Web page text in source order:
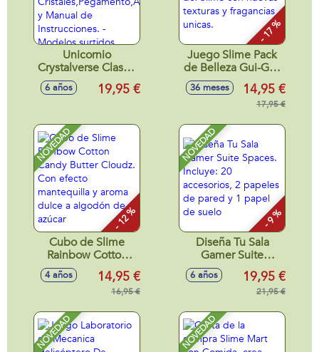
Unicornio
Crystalverse Classic
Para Cristalizar.
Incluye 1500
Instrucciones. -
Modelos surtidos
6 años 19,95 €
- 17 %
Juego Slime Pack
de Belleza Gui-Gui.
Transforma tu
juego del Slime
con nuevas texturas
36 meses 14,95 €
17,95 €
NOVEDAD
- 12 %
Cubo de Slime
Rainbow Cotton
Candy Butter
Cloudz. Con efecto
mantequilla y
algodón de azúcar
4 años 14,95 €
16,95 €
NOVEDAD
- 9 %
Diseña Tu Sala
Gamer Suite
Spaces. Incluye: 20
accesorios, 2
papeles de pared y
6 años 19,95 €
21,95 €
NOVEDAD NOVEDAD